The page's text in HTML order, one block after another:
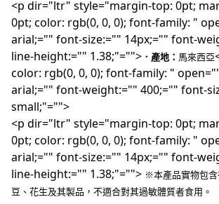
<p dir="ltr" style="margin-top: 0pt;
0pt; color: rgb(0, 0, 0); font-family: "
arial;="" font-size:="" 14px;="" font-
line-height:="" 1.38;"=""> ．產地： 馬來西亞
color: rgb(0, 0, 0); font-family: "
arial;="" font-weight:="" 400;="" font-
small;"="">
<p dir="ltr" style="margin-top: 0pt;
0pt; color: rgb(0, 0, 0); font-family: "
arial;="" font-size:="" 14px;="" font-
line-height:="" 1.38;"=""> ※本產品實物包
豆、花生及其製品，不適合對其過敏體質者食用。